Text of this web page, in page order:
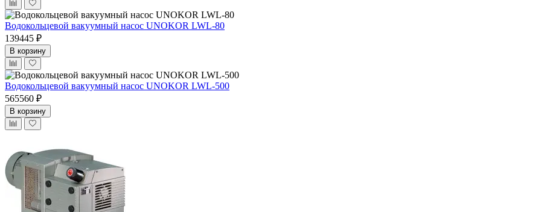
Водокольцевой вакуумный насос UNOKOR LWL-80
139445 ₽
В корзину
Водокольцевой вакуумный насос UNOKOR LWL-500
565560 ₽
В корзину